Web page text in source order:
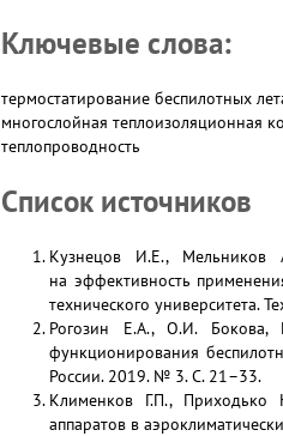
Ключевые слова:
термостатирование беспилотных
многослойная теплоизоляционная
теплопроводность
Список источников
Кузнецов И.Е., Мельников
на эффективность
технического
Рогозин Е.А., О.И. Бокова,
функционирования
России. 2019. № 3. С. 21–33.
Клименков Г.П.,
аппаратов в